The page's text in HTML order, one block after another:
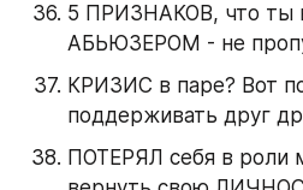
5 ПРИЗНАКОВ, что
АБЬЮЗЕРОМ - не
КРИЗИС в паре? Вот
поддерживать друг
ПОТЕРЯЛ себя в роли